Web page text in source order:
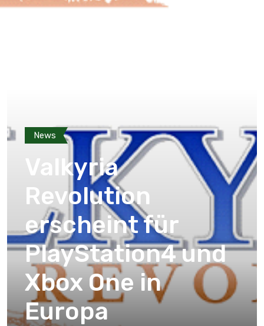
News
Valkyria
Revolution
erscheint für
PlayStation4 und
Xbox One in
Europa